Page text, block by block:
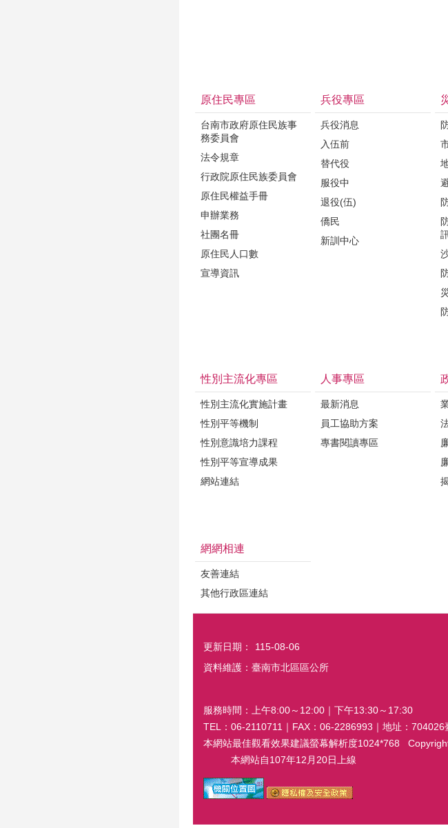
原住民專區
台南市政府原住民族事
務委員會
法令規章
行政院原住民族委員會
原住民權益手冊
申辦業務
社團名冊
原住民人口數
宣導資訊
兵役專區
兵役消息
入伍前
替代役
服役中
退役(伍)
僑民
新訓中心
性別主流化專區
性別主流化實施計畫
性別平等機制
性別意識培力課程
性別平等宣導成果
網站連結
人事專區
最新消息
員工協助方案
專書閱讀專區
網網相連
友善連結
其他行政區連結
更新日期：
115-08-06
資料維護：臺南市北區區公所
服務時間：上午8:00～12:00｜下午13:30～17:30
TEL：06-2110711｜FAX：06-2286993｜地址：
本網站最佳觀看效果建議螢幕解析度1024*768
本網站自107年12月20日上線